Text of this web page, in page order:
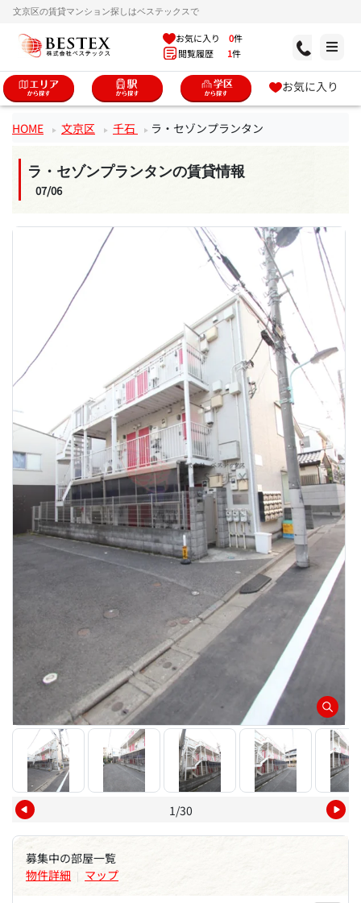
文京区の賃貸マンション探しはベステックスで
お気に入り 0件
閲覧履歴 1件
お気に入り
HOME 文京区 千石 ラ・セゾンプランタン
ラ・セゾンプランタンの賃貸情報
07/06
1/30
募集中の部屋一覧
物件詳細 | マップ